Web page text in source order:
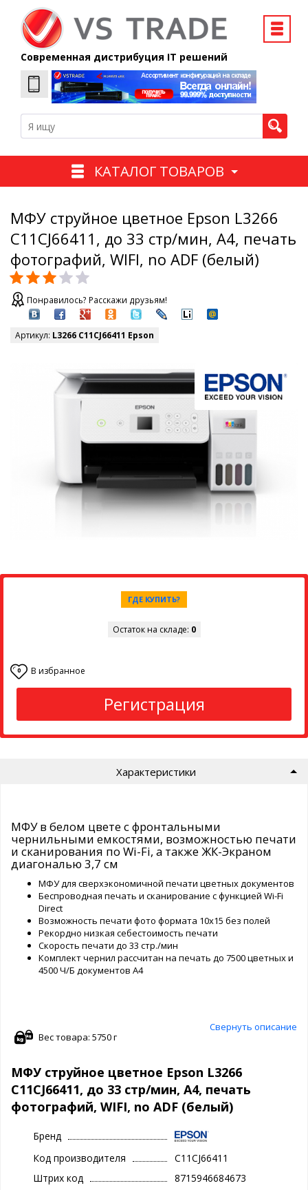
Современная дистрибуция IT решений
КАТАЛОГ ТОВАРОВ
МФУ струйное цветное Epson L3266
C11CJ66411, до 33 стр/мин, А4, печать
фотографий, WIFI, no ADF (белый)
Понравилось? Расскажи друзьям!
Артикул: L3266 C11CJ66411 Epson
ГДЕ КУПИТЬ?
Остаток на складе: 0
0 В избранное
Регистрация
Характеристики
МФУ в белом цвете с фронтальными
чернильными емкостями, возможностью печати
и сканирования по Wi-Fi, а также ЖК-Экраном
диагональю 3,7 см
МФУ для сверхэкономичной печати цветных документов
Беспроводная печать и сканирование с функцией Wi-Fi
Direct
Возможность печати фото формата 10х15 без полей
Рекордно низкая себестоимость печати
Скорость печати до 33 стр./мин
Комплект чернил рассчитан на печать до 7500 цветных и
4500 Ч/Б документов А4
Свернуть описание
Вес товара: 5750 г
МФУ струйное цветное Epson L3266
C11CJ66411, до 33 стр/мин, А4, печать
фотографий, WIFI, no ADF (белый)
Бренд
Код производителя
C11CJ66411
Штрих код
8715946684673